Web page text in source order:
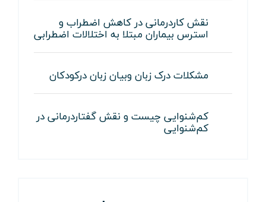
نقش کاردرمانی در کاهش اضطراب و
استرس بیماران مبتلا به اختلالات اضطرابی
مشکلات درک زبان وبیان زبان درکودکان
کم‌شنوایی چیست و نقش گفتاردرمانی در
کم‌شنوایی